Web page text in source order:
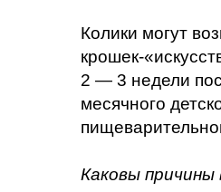
Колики могут
крошек-
2 — 3 недели
месячного
Каковы причины